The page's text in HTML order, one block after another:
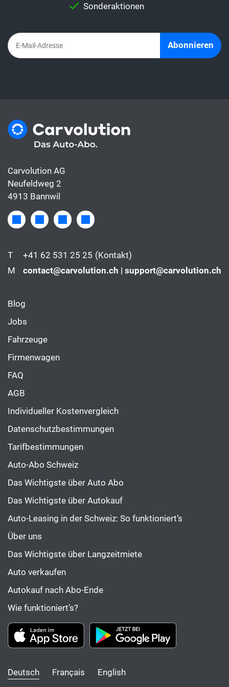
Ansatz hat Vor- und Nachteile, die sorgfältig
Sonderaktionen
Abonnieren
Carvolution AG
Neufeldweg 2
4913 Bannwil
T +41 62 531 25 25 (Kontakt)
M
contact@carvolution.ch | support@carvolution.ch
Blog
Jobs
Fahrzeuge
Firmenwagen
FAQ
AGB
Individueller Kostenvergleich
Datenschutzbestimmungen
Tarifbestimmungen
Auto-Abo Schweiz
Das Wichtigste über Auto Abo
Das Wichtigste über Autokauf
Auto-Leasing in der Schweiz: So funktioniert’s
Über uns
Das Wichtigste über Langzeitmiete
Auto verkaufen
Autokauf nach Abo-Ende
Wie funktioniert’s?
Deutsch Français English